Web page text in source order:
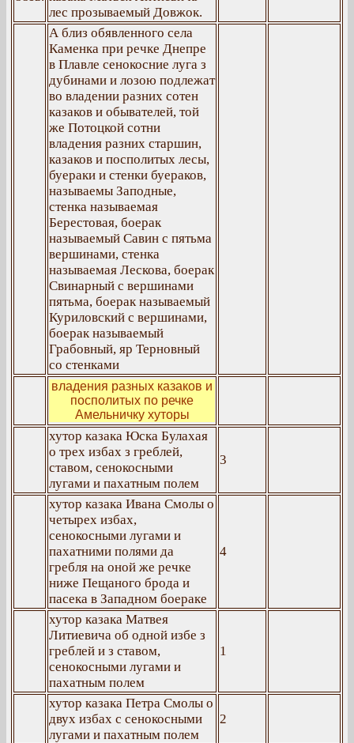
лес прозываемый Довжок.
А близ обявленного села
Каменка при речке Днепре
в Плавле сенокосние луга з
дубинами и лозою подлежат
во владении разних сотен
казаков и обывателей, той
же Потоцкой сотни
владения разних старшин,
казаков и посполитых лесы,
буераки и стенки буераков,
называемы Заподные,
стенка называемая
Берестовая, боерак
называемый Савин с пятьма
вершинами, стенка
называемая Лескова, боерак
Свинарный с вершинами
пятьма, боерак называемый
Куриловский с вершинами,
боерак называемый
Грабовный, яр Терновный
со стенками
владения разных казаков и
посполитых по речке
Амельничку хуторы
хутор казака Юска Булахая
о трех избах з греблей,
ставом, сенокосными
лугами и пахатным полем
3
хутор казака Ивана Смолы о
четырех избах,
сенокосными лугами и
пахатними полями да
гребля на оной же речке
ниже Пещаного брода и
пасека в Западном боераке
4
хутор казака Матвея
Литиевича об одной избе з
греблей и з ставом,
сенокосными лугами и
пахатным полем
1
хутор казака Петра Смолы о
двух избах с сенокосными
лугами и пахатным полем
2